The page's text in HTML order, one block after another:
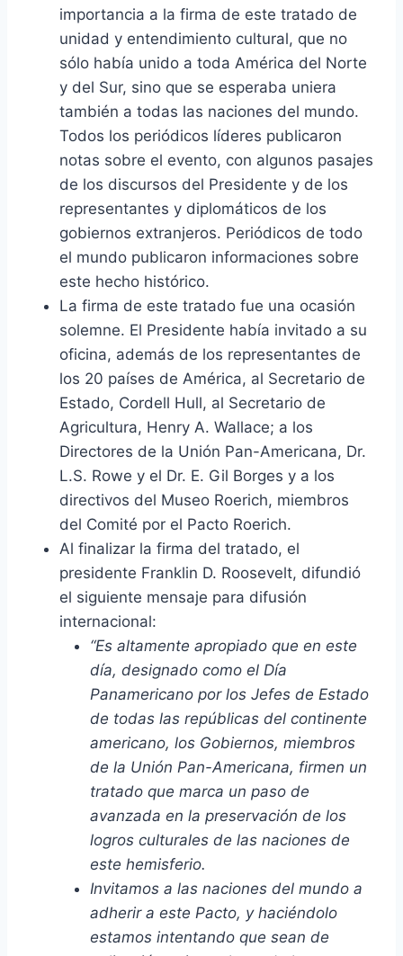
importancia a la firma de este tratado de
unidad y entendimiento cultural, que no
sólo había unido a toda América del Norte
y del Sur, sino que se esperaba uniera
también a todas las naciones del mundo.
Todos los periódicos líderes publicaron
notas sobre el evento, con algunos pasajes
de los discursos del Presidente y de los
representantes y diplomáticos de los
gobiernos extranjeros. Periódicos de todo
el mundo publicaron informaciones sobre
este hecho histórico.
La firma de este tratado fue una ocasión
solemne. El Presidente había invitado a su
oficina, además de los representantes de
los 20 países de América, al Secretario de
Estado, Cordell Hull, al Secretario de
Agricultura, Henry A. Wallace; a los
Directores de la Unión Pan-Americana, Dr.
L.S. Rowe y el Dr. E. Gil Borges y a los
directivos del Museo Roerich, miembros
del Comité por el Pacto Roerich.
Al finalizar la firma del tratado, el
presidente Franklin D. Roosevelt, difundió
el siguiente mensaje para difusión
internacional:
“Es altamente apropiado que en este
día, designado como el Día
Panamericano por los Jefes de Estado
de todas las repúblicas del continente
americano, los Gobiernos, miembros
de la Unión Pan-Americana, firmen un
tratado que marca un paso de
avanzada en la preservación de los
logros culturales de las naciones de
este hemisferio.
Invitamos a las naciones del mundo a
adherir a este Pacto, y haciéndolo
estamos intentando que sean de